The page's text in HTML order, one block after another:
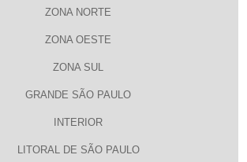
ZONA NORTE
ZONA OESTE
ZONA SUL
GRANDE SÃO PAULO
INTERIOR
LITORAL DE SÃO PAULO